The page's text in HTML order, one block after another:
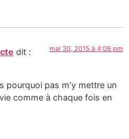
dit : mai 30, 2015 à 4:06 pm
pourquoi pas m’y mettre un
comme à chaque fois en